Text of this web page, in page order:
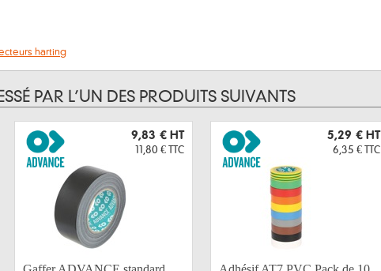
harting
PAR L’UN DES PRODUITS SUIVANTS
9,83 € HT
11,80 € TTC
5,29 € HT
6,35 € TTC